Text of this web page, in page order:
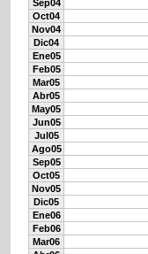
Sep04
Oct04
Nov04
Dic04
Ene05
Feb05
Mar05
Abr05
May05
Jun05
Jul05
Ago05
Sep05
Oct05
Nov05
Dic05
Ene06
Feb06
Mar06